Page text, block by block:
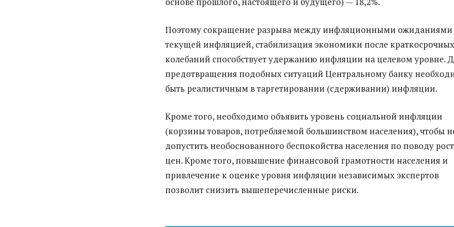
Поэтому сокращение разрыва между инфляционными ожиданиями
текущей инфляцией, стабилизация экономики после краткосрочных
колебаний способствует удержанию инфляции на целевом уровне.
предотвращения подобных ситуаций Центральному банку
быть реалистичным в таргетировании (сдерживании) инфляции.
Кроме того, необходимо объявить уровень социальной инфляции
(корзины товаров, потребляемой большинством населения), чтобы
допустить необоснованного беспокойства населения по поводу
цен. Кроме того, повышение финансовой грамотности населения и
привлечение к оценке уровня инфляции независимых экспертов
позволит снизить вышеперечисленные риски.